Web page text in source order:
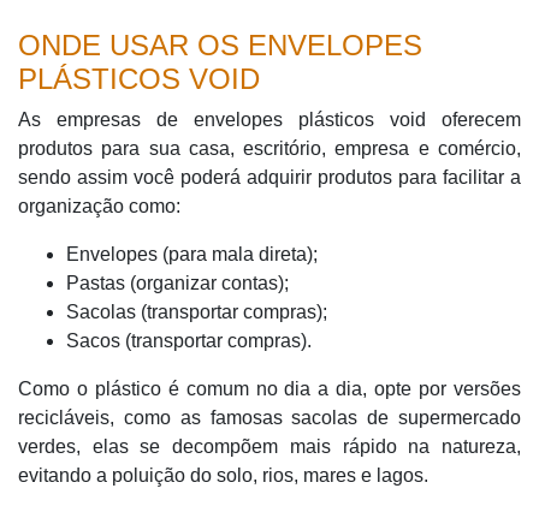
ONDE USAR OS ENVELOPES
PLÁSTICOS VOID
As empresas de envelopes plásticos void oferecem
produtos para sua casa, escritório, empresa e comércio,
sendo assim você poderá adquirir produtos para facilitar a
organização como:
Envelopes (para mala direta);
Pastas (organizar contas);
Sacolas (transportar compras);
Sacos (transportar compras).
Como o plástico é comum no dia a dia, opte por versões
recicláveis, como as famosas sacolas de supermercado
verdes, elas se decompõem mais rápido na natureza,
evitando a poluição do solo, rios, mares e lagos.